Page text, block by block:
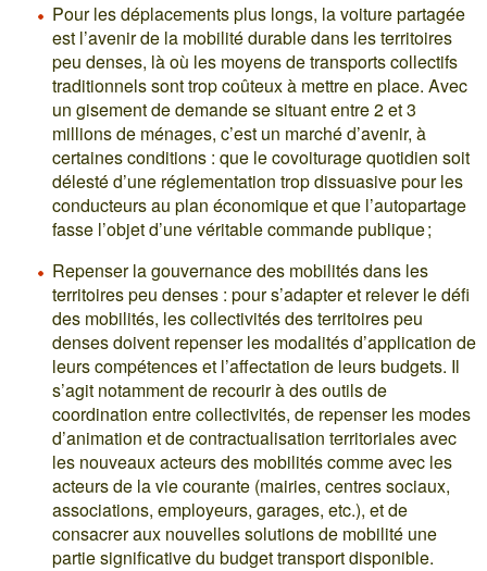
Pour les déplacements plus longs, la voiture partagée
est l’avenir de la mobilité durable dans les territoires
peu denses, là où les moyens de transports collectifs
traditionnels sont trop coûteux à mettre en place. Avec
un gisement de demande se situant entre 2 et 3
millions de ménages, c’est un marché d’avenir, à
certaines conditions : que le covoiturage quotidien soit
délesté d’une réglementation trop dissuasive pour les
conducteurs au plan économique et que l’autopartage
fasse l’objet d’une véritable commande publique ;
Repenser la gouvernance des mobilités dans les
territoires peu denses : pour s’adapter et relever le défi
des mobilités, les collectivités des territoires peu
denses doivent repenser les modalités d’application de
leurs compétences et l’affectation de leurs budgets. Il
s’agit notamment de recourir à des outils de
coordination entre collectivités, de repenser les modes
d’animation et de contractualisation territoriales avec
les nouveaux acteurs des mobilités comme avec les
acteurs de la vie courante (mairies, centres sociaux,
associations, employeurs, garages, etc.), et de
consacrer aux nouvelles solutions de mobilité une
partie significative du budget transport disponible.